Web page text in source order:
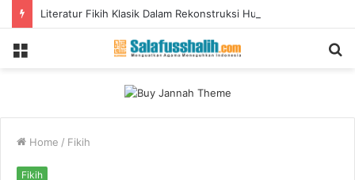
Literatur Fikih Klasik Dalam Rekonstruksi Hukum Isbal
Home / Fikih
Fikih